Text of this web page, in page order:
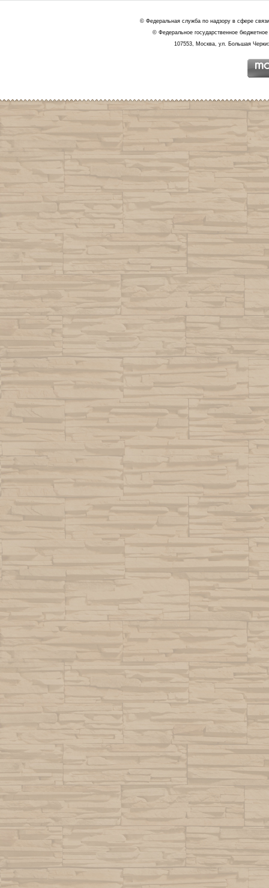
© Федеральная служба по надзору в сфере
© Федеральное государственное
107553, Москва, ул. Большая